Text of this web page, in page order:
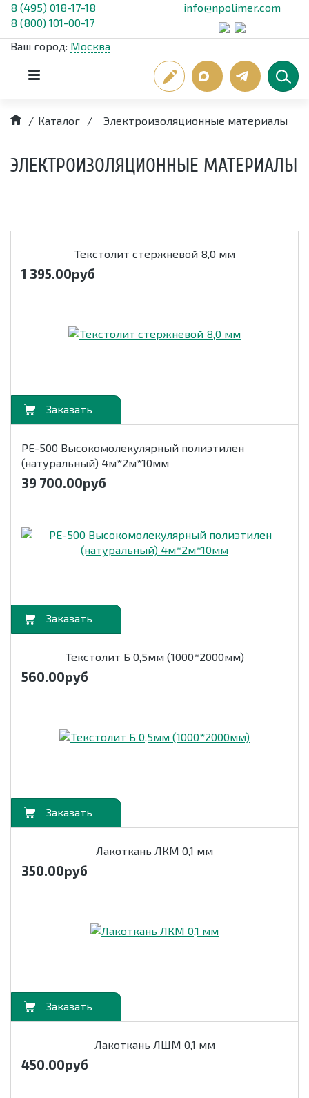
8 (495) 018-17-18
8 (800) 101-00-17
info@npolimer.com
Ваш город: Москва
/ Каталог / Электроизоляционные материалы
ЭЛЕКТРОИЗОЛЯЦИОННЫЕ МАТЕРИАЛЫ
Текстолит стержневой 8,0 мм
1 395.00руб
РЕ-500 Высокомолекулярный полиэтилен
(натуральный) 4м*2м*10мм
39 700.00руб
Текстолит Б 0,5мм (1000*2000мм)
560.00руб
Лакоткань ЛКМ 0,1 мм
350.00руб
Лакоткань ЛШМ 0,1 мм
450.00руб